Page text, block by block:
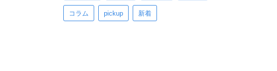
コラム pickup 新着